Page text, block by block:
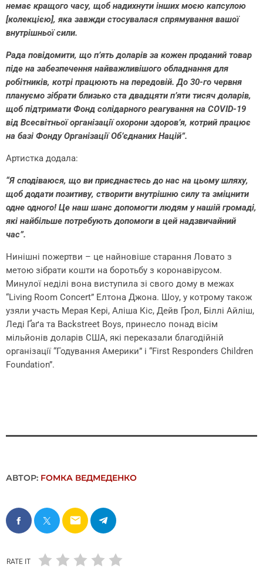
немає кращого часу, щоб надихнути інших моєю капсулою
[колекцією], яка завжди стосувалася спрямування вашої
внутрішньої сили.
Рада повідомити, що п’ять доларів за кожен проданий товар
піде на забезпечення найважливішого обладнання для
робітників, котрі працюють на передовій. До 30-го червня
плануємо зібрати близько ста двадцяти п’яти тисяч доларів,
щоб підтримати Фонд солідарного реагування на COVID-19
від Всесвітньої організації охорони здоров’я, котрий працює
на базі Фонду Організації Об’єднаних Націй”.
Артистка додала:
“Я сподіваюся, що ви приєднаєтесь до нас на цьому шляху,
щоб додати позитиву, створити внутрішню силу та зміцнити
одне одного! Це наш шанс допомогти людям у нашій громаді,
які найбільше потребують допомоги в цей надзвичайний
час”.
Нинішні пожертви – це найновіше старання Ловато з
метою зібрати кошти на боротьбу з коронавірусом.
Минулої неділі вона виступила зі свого дому в межах
“Living Room Concert” Елтона Джона. Шоу, у котрому також
узяли участь Мерая Кері, Аліша Кіс, Дейв Ґрол, Біллі Айліш,
Леді Ґаґа та Backstreet Boys, принесло понад вісім
мільйонів доларів США, які переказали благодійній
організації “Годування Америки” і “First Responders Children
Foundation”.
АВТОР: FОMКА ВЕДМЕДЕНКО
email
RATE IT